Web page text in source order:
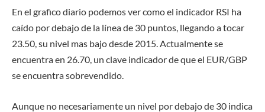
En el grafico diario podemos ver como el indicador RSI ha
caído por debajo de la línea de 30 puntos, llegando a tocar
23.50, su nivel mas bajo desde 2015. Actualmente se
encuentra en 26.70, un clave indicador de que el EUR/GBP
se encuentra sobrevendido.
Aunque no necesariamente un nivel por debajo de 30 indica